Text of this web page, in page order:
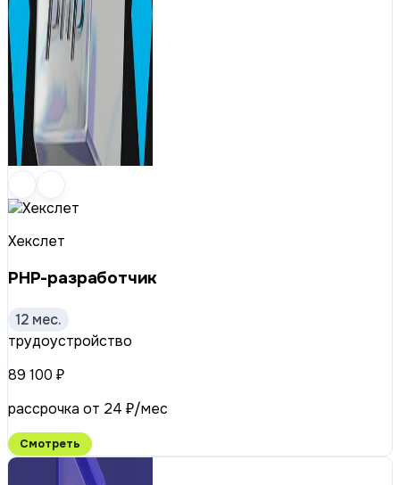
Хекслет
PHP-разработчик
12 мес.
трудоустройство
89 100 ₽
рассрочка от 24 ₽/мес
Смотреть